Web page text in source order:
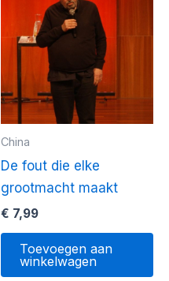
China
De fout die elke
grootmacht maakt
€ 7,99
Toevoegen aan
winkelwagen